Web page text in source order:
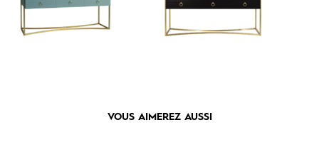
VOUS AIMEREZ AUSSI